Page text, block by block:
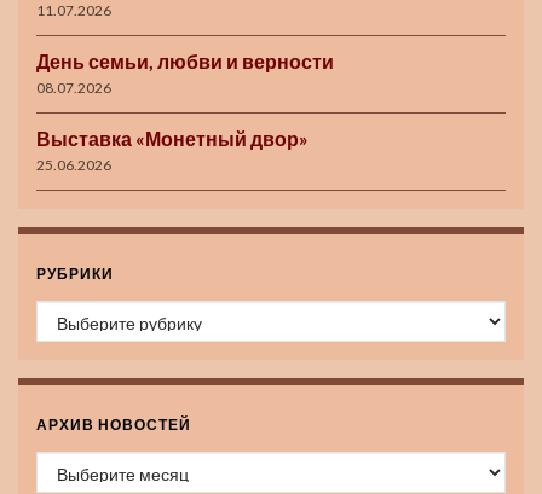
11.07.2026
День семьи, любви и верности
08.07.2026
Выставка «Монетный двор»
25.06.2026
РУБРИКИ
Рубрики
АРХИВ НОВОСТЕЙ
Архив новостей